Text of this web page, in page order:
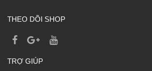
THEO DÕI SHOP
TRỢ GIÚP